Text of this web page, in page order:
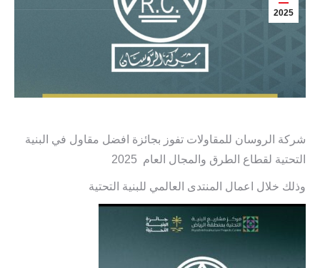
2025
شركة الروسان للمقاولات تفوز بجائزة افضل مقاول في البنية
التحتية لقطاع الطرق والمجال العام 2025
وذلك خلال اعمال المنتدى العالمي للبنية التحتية